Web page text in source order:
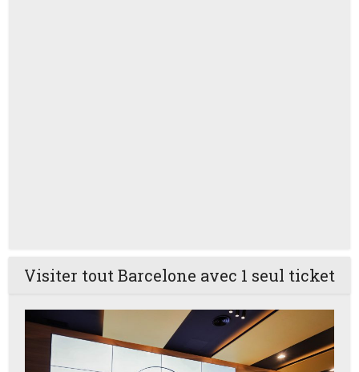
Visiter tout Barcelone avec 1 seul ticket